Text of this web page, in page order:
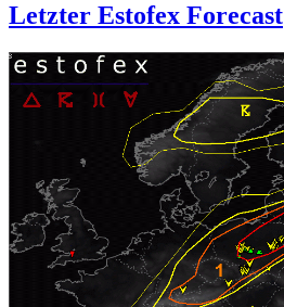
Letzter Estofex Forecast